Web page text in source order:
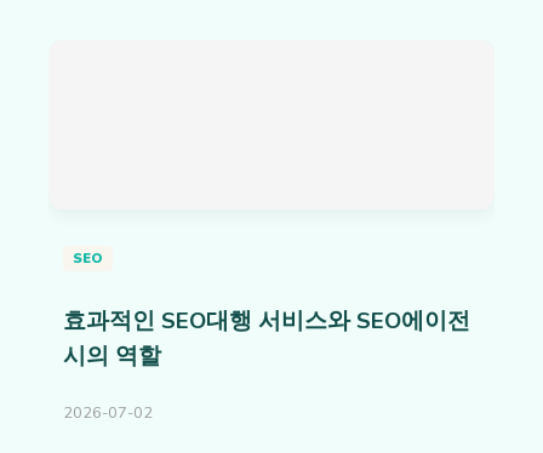
SEO
효과적인 SEO대행 서비스와 SEO에이전
시의 역할
2026-07-02